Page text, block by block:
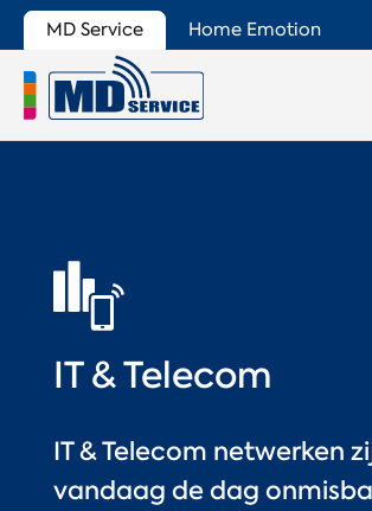
MD Service Home Emotion
IT & Telecom
IT & Telecom netwerken
vandaag de dag